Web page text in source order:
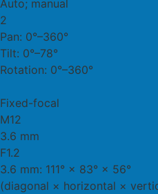
Auto; manual
2
Pan: 0°–360°
Tilt: 0°–78°
Rotation: 0°–360°
Fixed-focal
M12
3.6 mm
F1.2
3.6 mm: 111° × 83° × 56°
(diagonal × horizontal ×